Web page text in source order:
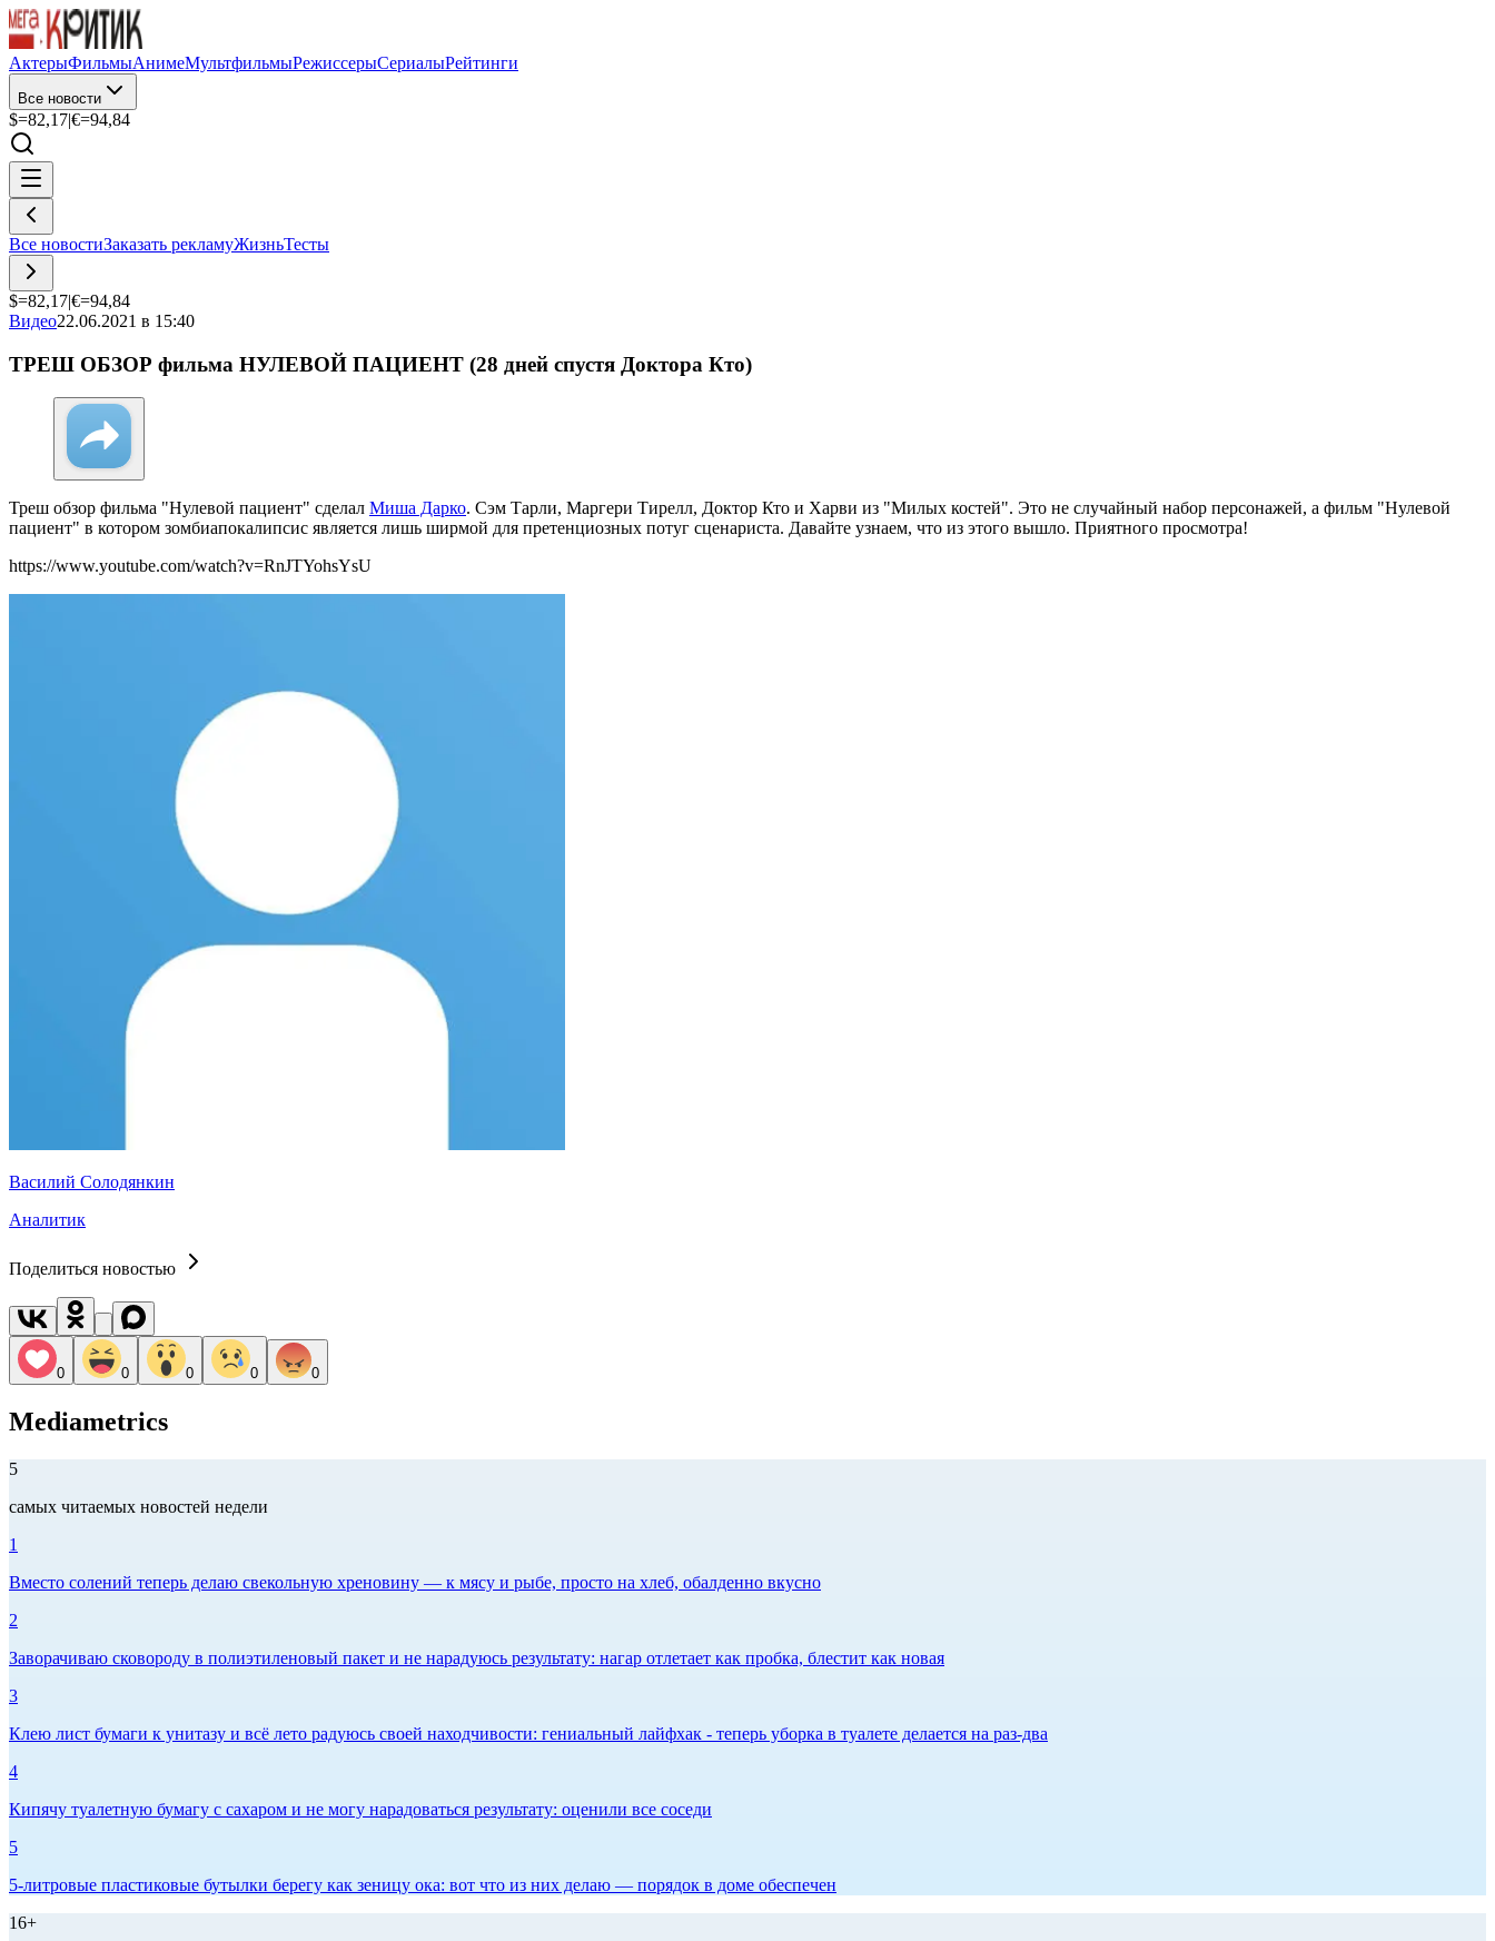
АктерыФильмыАнимеМультфильмыРежиссерыСериалыРейтинги
Все новости
$=82,17|€=94,84
Все новостиЗаказать рекламуЖизньТесты
$=82,17|€=94,84
Видео22.06.2021 в 15:40
ТРЕШ ОБЗОР фильма НУЛЕВОЙ ПАЦИЕНТ (28 дней спустя Доктора Кто)
Треш обзор фильма "Нулевой пациент" сделал Миша Дарко. Сэм Тарли, Маргери Тирелл, Доктор Кто и Харви из "Милых костей". Это не случайный набор персонажей, а фильм "Нулевой
пациент" в котором зомбиапокалипсис является лишь ширмой для претенциозных потуг сценариста. Давайте узнаем, что из этого вышло. Приятного просмотра!
https://www.youtube.com/watch?v=RnJTYohsYsU
Василий Солодянкин
Аналитик
Поделиться новостью
0 0 0 0 0
Mediametrics
5
самых читаемых новостей недели
1
Вместо солений теперь делаю свекольную хреновину — к мясу и рыбе, просто на хлеб, обалденно вкусно
2
Заворачиваю сковороду в полиэтиленовый пакет и не нарадуюсь результату: нагар отлетает как пробка, блестит как новая
3
Клею лист бумаги к унитазу и всё лето радуюсь своей находчивости: гениальный лайфхак - теперь уборка в туалете делается на раз-два
4
Кипячу туалетную бумагу с сахаром и не могу нарадоваться результату: оценили все соседи
5
5-литровые пластиковые бутылки берегу как зеницу ока: вот что из них делаю — порядок в доме обеспечен
16+